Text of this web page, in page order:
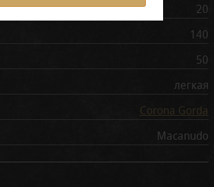
20
140
50
легкая
Corona Gorda
Macanudo